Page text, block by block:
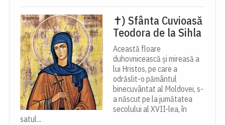
✝) Sfânta Cuvioasă
Teodora de la Sihla
Această floare
duhovnicească și mireasă a
lui Hristos, pe care a
odrăslit-o pământul
binecuvântat al Moldovei, s-
a născut pe la jumătatea
secolului al XVII-lea, în
satul...